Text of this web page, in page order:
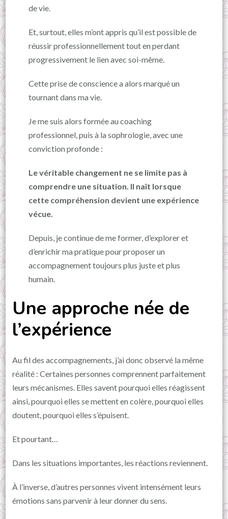
de vie.
Et, surtout, elles m’ont appris qu’il est possible de
réussir professionnellement tout en perdant
progressivement le lien avec soi-même.
Cette prise de conscience a alors marqué un
tournant dans ma vie.
Je me suis alors formée au coaching
professionnel, puis à la sophrologie, avec une
conviction profonde :
Le véritable changement ne se limite pas à
comprendre une situation. Il naît lorsque
cette compréhension devient une expérience
vécue.
Depuis, je continue de me former, d’explorer et
d’enrichir ma pratique pour proposer un
accompagnement toujours plus juste et plus
humain.
Une approche née de
l’expérience
Au fil des accompagnements, j’ai donc observé la même
réalité : Certaines personnes comprennent parfaitement
leurs mécanismes. Elles savent pourquoi elles réagissent
ainsi, pourquoi elles se mettent en colère, pourquoi elles
doutent, pourquoi elles s’épuisent.
Et pourtant…
Dans les situations importantes, les réactions reviennent.
À l’inverse, d’autres personnes vivent intensément leurs
émotions sans parvenir à leur donner du sens.